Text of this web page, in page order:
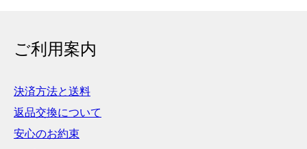
ご利用案内
決済方法と送料
返品交換について
安心のお約束